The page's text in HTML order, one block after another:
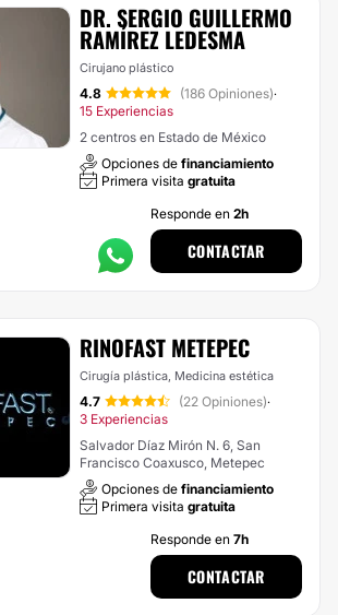
DR. SERGIO GUILLERMO
RAMÍREZ LEDESMA
Cirujano plástico
4.8 (186 Opiniones)·
15 Experiencias
2 centros en Estado de México
Opciones de financiamiento
Primera visita gratuita
Responde en 2h
CONTACTAR
RINOFAST METEPEC
Cirugía plástica, Medicina estética
4.7 (22 Opiniones)·
3 Experiencias
Salvador Díaz Mirón N. 6, San
Francisco Coaxusco, Metepec
Opciones de financiamiento
Primera visita gratuita
Responde en 7h
CONTACTAR